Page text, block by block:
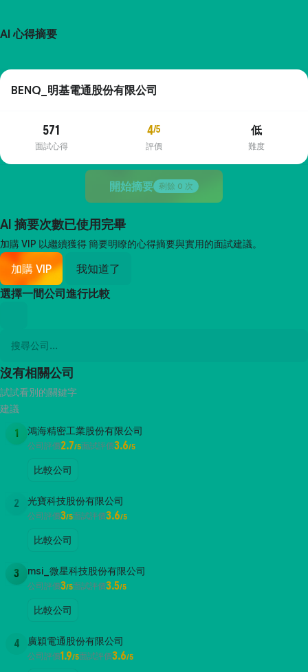
AI 心得摘要
BENQ_明基電通股份有限公司
571
面試心得
4/5
評價
低
難度
開始摘要 剩餘 0 次
AI 摘要次數已使用完畢
加購 VIP 以繼續獲得簡要明瞭的心得摘要與實用的面試建議。
加購 VIP
我知道了
選擇一間公司進行比較
沒有相關公司
試試看別的關鍵字
建議
1 鴻海精密工業股份有限公司
公司評價2.7/5面試評價3.6/5
比較公司
2 光寶科技股份有限公司
公司評價3/5面試評價3.6/5
比較公司
3 msi_微星科技股份有限公司
公司評價3/5面試評價3.5/5
比較公司
4 廣穎電通股份有限公司
公司評價1.9/5面試評價3.6/5